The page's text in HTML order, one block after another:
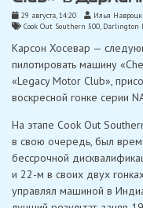
29 августа, 14:20
Илья
Cook Out Southern 500, Darlington
Карсон Хосевар —
пилотировать машину
«Legacy Motor Club»,
воскресной гонке серии
На этапе Cook Out
в свою очередь, был
бессрочной
и 22-м в своих двух
управлял машиной в